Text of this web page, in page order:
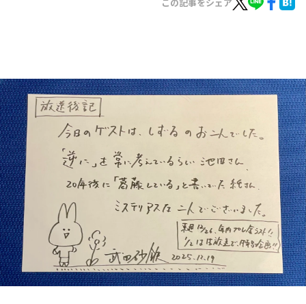
お知らせ
イベント・グッズ
YouTube
会社情報